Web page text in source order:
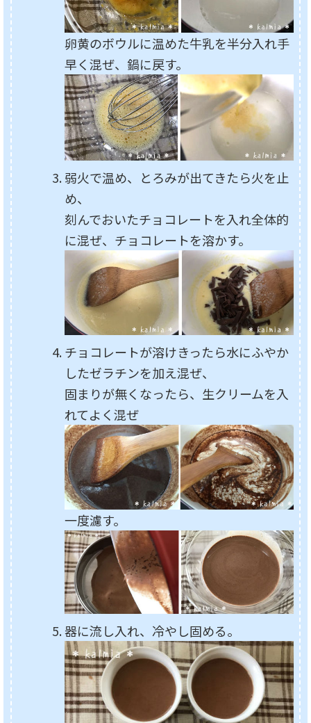
卵黄のボウルに温めた牛乳を半分入れ手
早く混ぜ、鍋に戻す。
弱火で温め、とろみが出てきたら火を止
め、
刻んでおいたチョコレートを入れ全体的
に混ぜ、チョコレートを溶かす。
チョコレートが溶けきったら水にふやか
したゼラチンを加え混ぜ、
固まりが無くなったら、生クリームを入
れてよく混ぜ
一度濾す。
器に流し入れ、冷やし固める。